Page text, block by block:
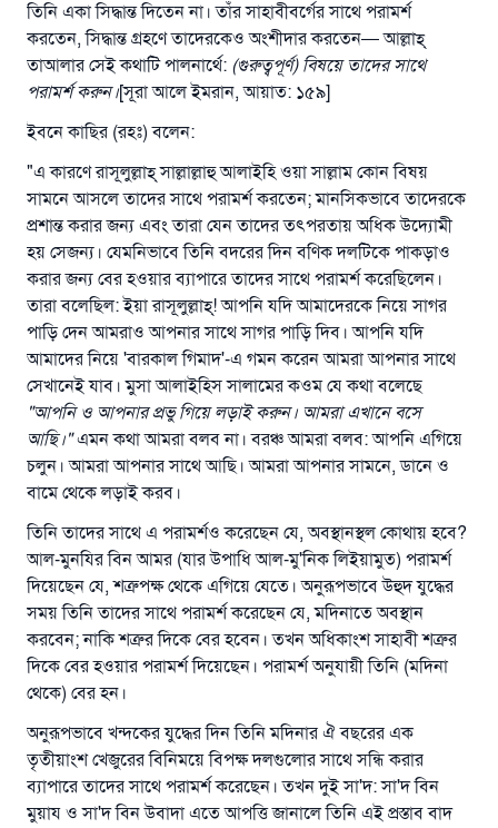
তিনি একা সিদ্ধান্ত দিতেন না। তাঁর সাহাবীবর্গের সাথে পরামর্শ
করতেন, সিদ্ধান্ত গ্রহণে তাদেরকেও অংশীদার করতেন— আল্লাহ্‌
তাআলার সেই কথাটি পালনার্থে: (গুরুত্বপূর্ণ) বিষয়ে তাদের সাথে
পরামর্শ করুন।[সূরা আলে ইমরান, আয়াত: ১৫৯]
ইবনে কাছির (রহঃ) বলেন:
"এ কারণে রাসূলুল্লাহ্‌ সাল্লাল্লাহু আলাইহি ওয়া সাল্লাম কোন বিষয়
সামনে আসলে তাদের সাথে পরামর্শ করতেন; মানসিকভাবে তাদেরকে
প্রশান্ত করার জন্য এবং তারা যেন তাদের তৎপরতায় অধিক উদ্যোমী
হয় সেজন্য। যেমনিভাবে তিনি বদরের দিন বণিক দলটিকে পাকড়াও
করার জন্য বের হওয়ার ব্যাপারে তাদের সাথে পরামর্শ করেছিলেন।
তারা বলেছিল: ইয়া রাসূলুল্লাহ্‌! আপনি যদি আমাদেরকে নিয়ে সাগর
পাড়ি দেন আমরাও আপনার সাথে সাগর পাড়ি দিব। আপনি যদি
আমাদের নিয়ে 'বারকাল গিমাদ'-এ গমন করেন আমরা আপনার সাথে
সেখানেই যাব। মুসা আলাইহিস সালামের কওম যে কথা বলেছে
"আপনি ও আপনার প্রভু গিয়ে লড়াই করুন। আমরা এখানে বসে
আছি।"এমন কথা আমরা বলব না। বরঞ্চ আমরা বলব: আপনি এগিয়ে
চলুন। আমরা আপনার সাথে আছি। আমরা আপনার সামনে, ডানে ও
বামে থেকে লড়াই করব।
তিনি তাদের সাথে এ পরামর্শও করেছেন যে, অবস্থানস্থল কোথায় হবে?
আল-মুনযির বিন আমর (যার উপাধি আল-মু'নিক লিইয়ামুত) পরামর্শ
দিয়েছেন যে, শত্রুপক্ষ থেকে এগিয়ে যেতে। অনুরূপভাবে উহুদ যুদ্ধের
সময় তিনি তাদের সাথে পরামর্শ করেছেন যে, মদিনাতে অবস্থান
করবেন; নাকি শত্রুর দিকে বের হবেন। তখন অধিকাংশ সাহাবী শত্রুর
দিকে বের হওয়ার পরামর্শ দিয়েছেন। পরামর্শ অনুযায়ী তিনি (মদিনা
থেকে) বের হন।
অনুরূপভাবে খন্দকের যুদ্ধের দিন তিনি মদিনার ঐ বছরের এক
তৃতীয়াংশ খেজুরের বিনিময়ে বিপক্ষ দলগুলোর সাথে সন্ধি করার
ব্যাপারে তাদের সাথে পরামর্শ করেছেন। তখন দুই সা'দ: সা'দ বিন
মুয়ায ও সা'দ বিন উবাদা এতে আপত্তি জানালে তিনি এই প্রস্তাব বাদ